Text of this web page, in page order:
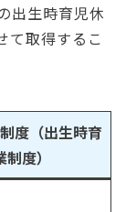
出生時育児休
て取得するこ
度（出生時育
度）